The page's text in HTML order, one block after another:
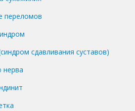
переломов
сдавливания суставов)
нерва